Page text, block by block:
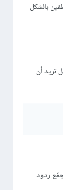
بالشكل
تريد أن
ردود